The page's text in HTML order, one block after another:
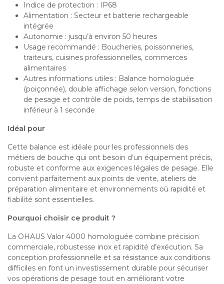
Indice de protection : IP68
Alimentation : Secteur et batterie rechargeable
intégrée
Autonomie : jusqu’à environ 50 heures
Usage recommandé : Boucheries, poissonneries,
traiteurs, cuisines professionnelles, commerces
alimentaires
Autres informations utiles : Balance homologuée
(poiçonnée), double affichage selon version, fonctions
de pesage et contrôle de poids, temps de stabilisation
inférieur à 1 seconde
Idéal pour
Cette balance est idéale pour les professionnels des
métiers de bouche qui ont besoin d’un équipement précis,
robuste et conforme aux exigences légales de pesage. Elle
convient parfaitement aux points de vente, ateliers de
préparation alimentaire et environnements où rapidité et
fiabilité sont essentielles.
Pourquoi choisir ce produit ?
La OHAUS Valor 4000 homologuée combine précision
commerciale, robustesse inox et rapidité d’exécution. Sa
conception professionnelle et sa résistance aux conditions
difficiles en font un investissement durable pour sécuriser
vos opérations de pesage tout en améliorant votre